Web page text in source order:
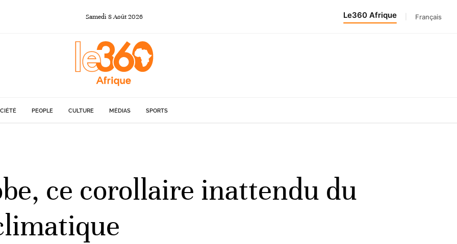
Samedi 8Août2026 Le360 Afrique Français
PEOPLE CULTURE MÉDIAS SPORTS
ce corollaire inattendu du